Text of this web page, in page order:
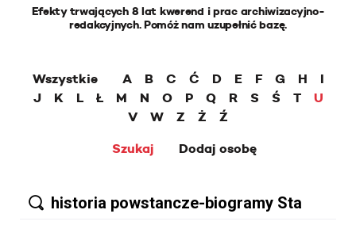
Efekty trwających 8 lat kwerend i prac archiwizacyjno-
redakcyjnych. Pomóż nam uzupełnić bazę.
Wszystkie A B C Ć D E F G H
I
J
K L Ł M N O P Q R S Ś T
U
V
W Z Ż
Ź
Szukaj
Dodaj osobę